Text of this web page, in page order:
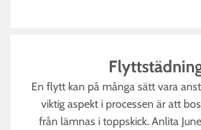
En flytt kan på många sätt vara
viktig aspekt i processen är att
från lämnas i toppskick. Anlita